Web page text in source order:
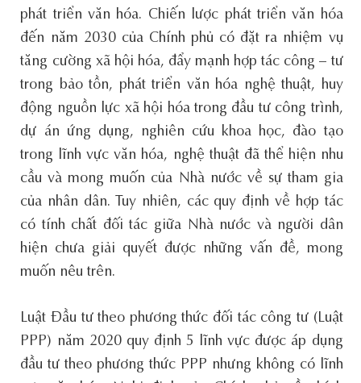
phát triển văn hóa. Chiến lược phát triển văn hóa
đến năm 2030 của Chính phủ có đặt ra nhiệm vụ
tăng cường xã hội hóa, đẩy mạnh hợp tác công – tư
trong bảo tồn, phát triển văn hóa nghệ thuật, huy
động nguồn lực xã hội hóa trong đầu tư công trình,
dự án ứng dụng, nghiên cứu khoa học, đào tạo
trong lĩnh vực văn hóa, nghệ thuật đã thể hiện nhu
cầu và mong muốn của Nhà nước về sự tham gia
của nhân dân. Tuy nhiên, các quy định về hợp tác
có tính chất đối tác giữa Nhà nước và người dân
hiện chưa giải quyết được những vấn đề, mong
muốn nêu trên.
Luật Đầu tư theo phương thức đối tác công tư (Luật
PPP) năm 2020 quy định 5 lĩnh vực được áp dụng
đầu tư theo phương thức PPP nhưng không có lĩnh